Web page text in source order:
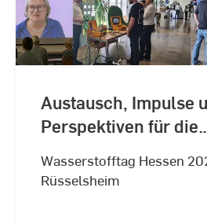
Austausch, Impulse
Perspektiven für die
Wasserstofftag Hessen
Rüsselsheim